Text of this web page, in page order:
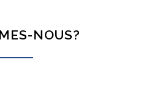
NOUS?